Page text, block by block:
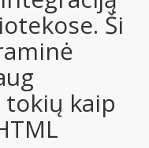
Ši
kaip